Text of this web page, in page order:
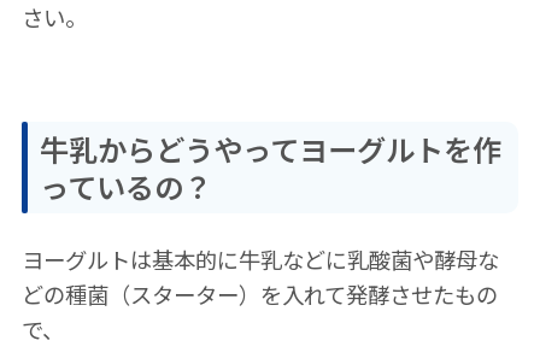
さい。
牛乳からどうやってヨーグルトを作
っているの？
ヨーグルトは基本的に牛乳などに乳酸菌や酵母な
どの種菌（スターター）を入れて発酵させたもの
で、